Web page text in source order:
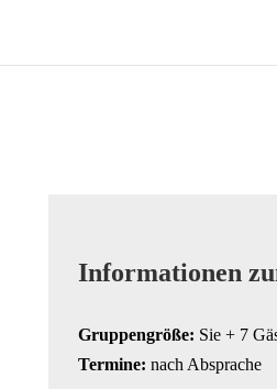
Informationen
Gruppengröße: Sie + 7
Termine: nach Absprache